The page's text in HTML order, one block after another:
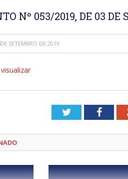
Nº 053/2019, DE 03 DE
SETEMBRO DE 2019
Twitter